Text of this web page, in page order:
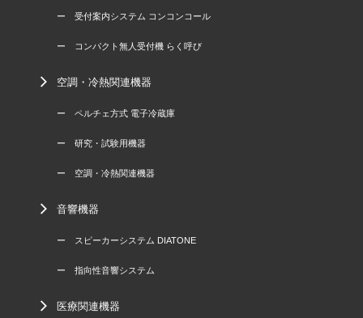
ー 受付案内システム コンコンコール
ー コンパクト無人受付機 らく呼び
空調・冷熱関連機器
ー ペルチェ方式 電子冷蔵庫
ー 研究・試験用機器
ー 空調・冷熱関連機器
音響機器
ー スピーカーシステム DIATONE
ー 指向性音響システム
医療関連機器